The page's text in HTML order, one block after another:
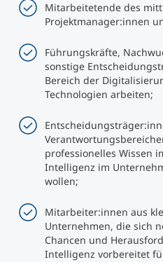
Mitarbeitetende des
Projektmanager:innen
Führungskräfte,
sonstige
Bereich der
Technologien arbeiten;
professionelles Wissen
Intelligenz im
wollen;
Mitarbeiter:innen aus
Unternehmen, die sich
Chancen und
Intelligenz vorbereitet